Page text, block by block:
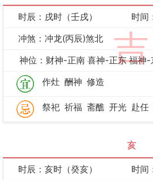
吉
时辰：戌时（壬戌）
时间
冲煞：冲龙(丙辰)煞北
神位：财神-正南 喜神-正东 福神
作灶 酬神 修造
祭祀 祈福 斋醮 开光 赴任
亥
时辰：亥时（癸亥）
时间